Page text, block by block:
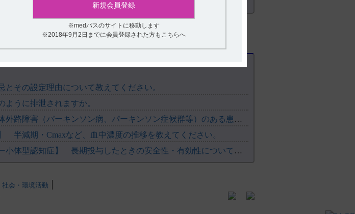
新規会員登録
※medパスのサイトに移動します
※2018年9月2日までに会員登録された方もこちらへ
にパーキンソン病と診断されている患者、脳卒中、脳腫瘍、統合失調症、てんか
した。
際ワークショップ版診断基準に基づく） MMSE10～26点、CDR0.5以上、改訂
3mg/日、5mg投与群は最初の2週間は3mg/日を投与し、その後5mg/日へ増量し
間は3mg/日を投与し、その後4週間は5mg/日、さらにその後10mg/日へ増量し
（全般的臨床症状評価）※5 、MMSEの投与開始時からの変化量※6
、WMS-R注意/
開始時からの変化量
※6、NPIｰ2（幻覚及び認知機能変動）の投与開始時からの変
時からの変化量
終 ※6：投与開始時、投与4、8、12週、最終
44.1%）、3mg群16/35例（45.7%）、5mg群16/33例（48.5%）、10mg群16/37例
な副作用は、プラセボ群では尿中血陽性3例（8.8%）、下痢、心電図QT延長が各2
癖、血中クレアチンホスホキナーゼ増加、血圧上昇が各2例（5.7%）、5mg群で
とその設定理由について教えてください。
うに排泄されますか。
【アリセプト】 錐体外路障害（パーキンソン病、パーキンソン症候群等）のある患者への投与について教えてください。
半減期・Cmaxなど、血中濃度の推移を教えてください。
【アリセプト・レビー小体型認知症】 長期投与したときの安全性・有効性について教えてください。
社会・環境活動